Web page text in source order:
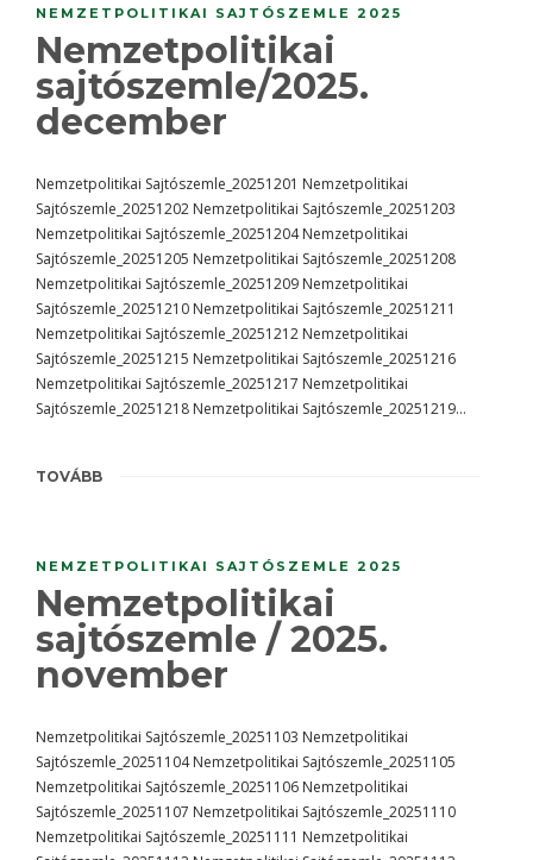
NEMZETPOLITIKAI SAJTÓSZEMLE 2025
Nemzetpolitikai
sajtószemle/2025.
december
Nemzetpolitikai Sajtószemle_20251201 Nemzetpolitikai
Sajtószemle_20251202 Nemzetpolitikai Sajtószemle_20251203
Nemzetpolitikai Sajtószemle_20251204 Nemzetpolitikai
Sajtószemle_20251205 Nemzetpolitikai Sajtószemle_20251208
Nemzetpolitikai Sajtószemle_20251209 Nemzetpolitikai
Sajtószemle_20251210 Nemzetpolitikai Sajtószemle_20251211
Nemzetpolitikai Sajtószemle_20251212 Nemzetpolitikai
Sajtószemle_20251215 Nemzetpolitikai Sajtószemle_20251216
Nemzetpolitikai Sajtószemle_20251217 Nemzetpolitikai
Sajtószemle_20251218 Nemzetpolitikai Sajtószemle_20251219…
TOVÁBB
NEMZETPOLITIKAI SAJTÓSZEMLE 2025
Nemzetpolitikai
sajtószemle / 2025.
november
Nemzetpolitikai Sajtószemle_20251103 Nemzetpolitikai
Sajtószemle_20251104 Nemzetpolitikai Sajtószemle_20251105
Nemzetpolitikai Sajtószemle_20251106 Nemzetpolitikai
Sajtószemle_20251107 Nemzetpolitikai Sajtószemle_20251110
Nemzetpolitikai Sajtószemle_20251111 Nemzetpolitikai